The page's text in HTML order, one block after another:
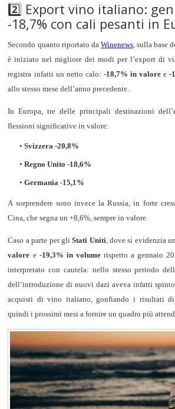
2️⃣ Export vino italiano:
-18,7% con cali pesanti in
Secondo quanto riportato da Winenews, sulla base
è iniziato nel migliore dei modi per l’export di
registra infatti un netto calo: -18,7% in valore e-
allo stesso mese dell’anno precedente.
In Europa, tre delle principali destinazioni
flessioni significative in valore:
•Svizzera -20,8%
•Regno Unito -18,6%
•Germania -15,1%
A sorprendere sono invece la Russia, in forte
Cina, che segna un +8,6%, sempre in valore.
Caso a parte per gliStati Uniti, dove si evidenzia
valore e -19,3% in volumerispetto a gennaio
interpretato con cautela: nello stesso periodo
dell’introduzione di nuovi dazi aveva infatti spinto
acquisti di vino italiano, gonfiando i risultati di
quindi i prossimi mesi a fornire un quadro più